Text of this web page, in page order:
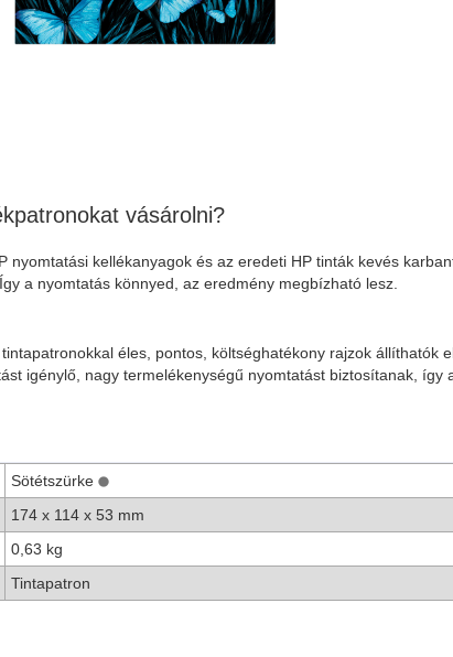
vásárolni?
nyomtatási kellékanyagok és az eredeti HP tinták kevés
a nyomtatás könnyed, az eredmény megbízható lesz.
éles, pontos, költséghatékony rajzok állíthatók
igénylő, nagy termelékenységű nyomtatást biztosítanak, így
Sötétszürke
174 x 114 x 53 mm
0,63 kg
Tintapatron